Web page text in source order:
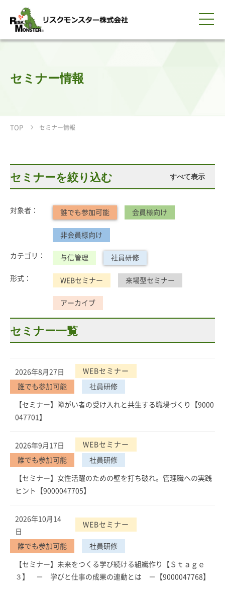
0120-259-440
資料請求
簡体中文
セミナー情報
TOP セミナー情報
セミナーを絞り込む すべて表示
対象者： 誰でも参加可能 会員様向け
非会員様向け
カテゴリ： 与信管理 社員研修
形式： WEBセミナー 来場型セミナー
アーカイブ
セミナー一覧
2026年8月27日 WEBセミナー
誰でも参加可能 社員研修
【セミナー】障がい者の受け入れと共生する職場づくり【9000
047701】
2026年9月17日 WEBセミナー
誰でも参加可能 社員研修
【セミナー】女性活躍のための壁を打ち破れ。管理職への実践
ヒント【9000047705】
2026年10月14
日
WEBセミナー
誰でも参加可能 社員研修
【セミナー】未来をつくる学び続ける組織作り【Ｓｔａｇｅ
３】 － 学びと仕事の成果の連動とは －【9000047768】